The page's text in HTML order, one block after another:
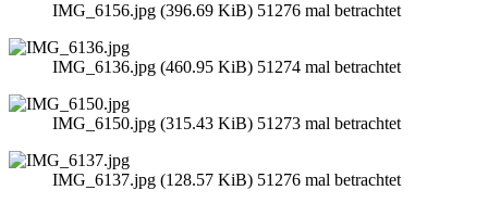
IMG_6156.jpg (396.69 KiB) 51276 mal betrachtet
IMG_6136.jpg (460.95 KiB) 51274 mal betrachtet
IMG_6150.jpg (315.43 KiB) 51273 mal betrachtet
IMG_6137.jpg (128.57 KiB) 51276 mal betrachtet